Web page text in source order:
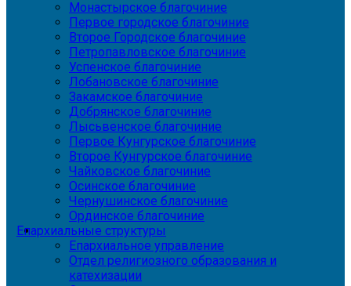
Монастырское благочиние
Первое городское благочиние
Второе Городское благочиние
Петропавловское благочиние
Успенское благочиние
Лобановское благочиние
Закамское благочиние
Добрянское благочиние
Лысьвенское благочиние
Первое Кунгурское благочиние
Второе Кунгурское благочиние
Чайковское благочиние
Осинское благочиние
Чернушинское благочиние
Ординское благочиние
Епархиальные структуры
Епархиальное управление
Отдел религиозного образования и
катехизации